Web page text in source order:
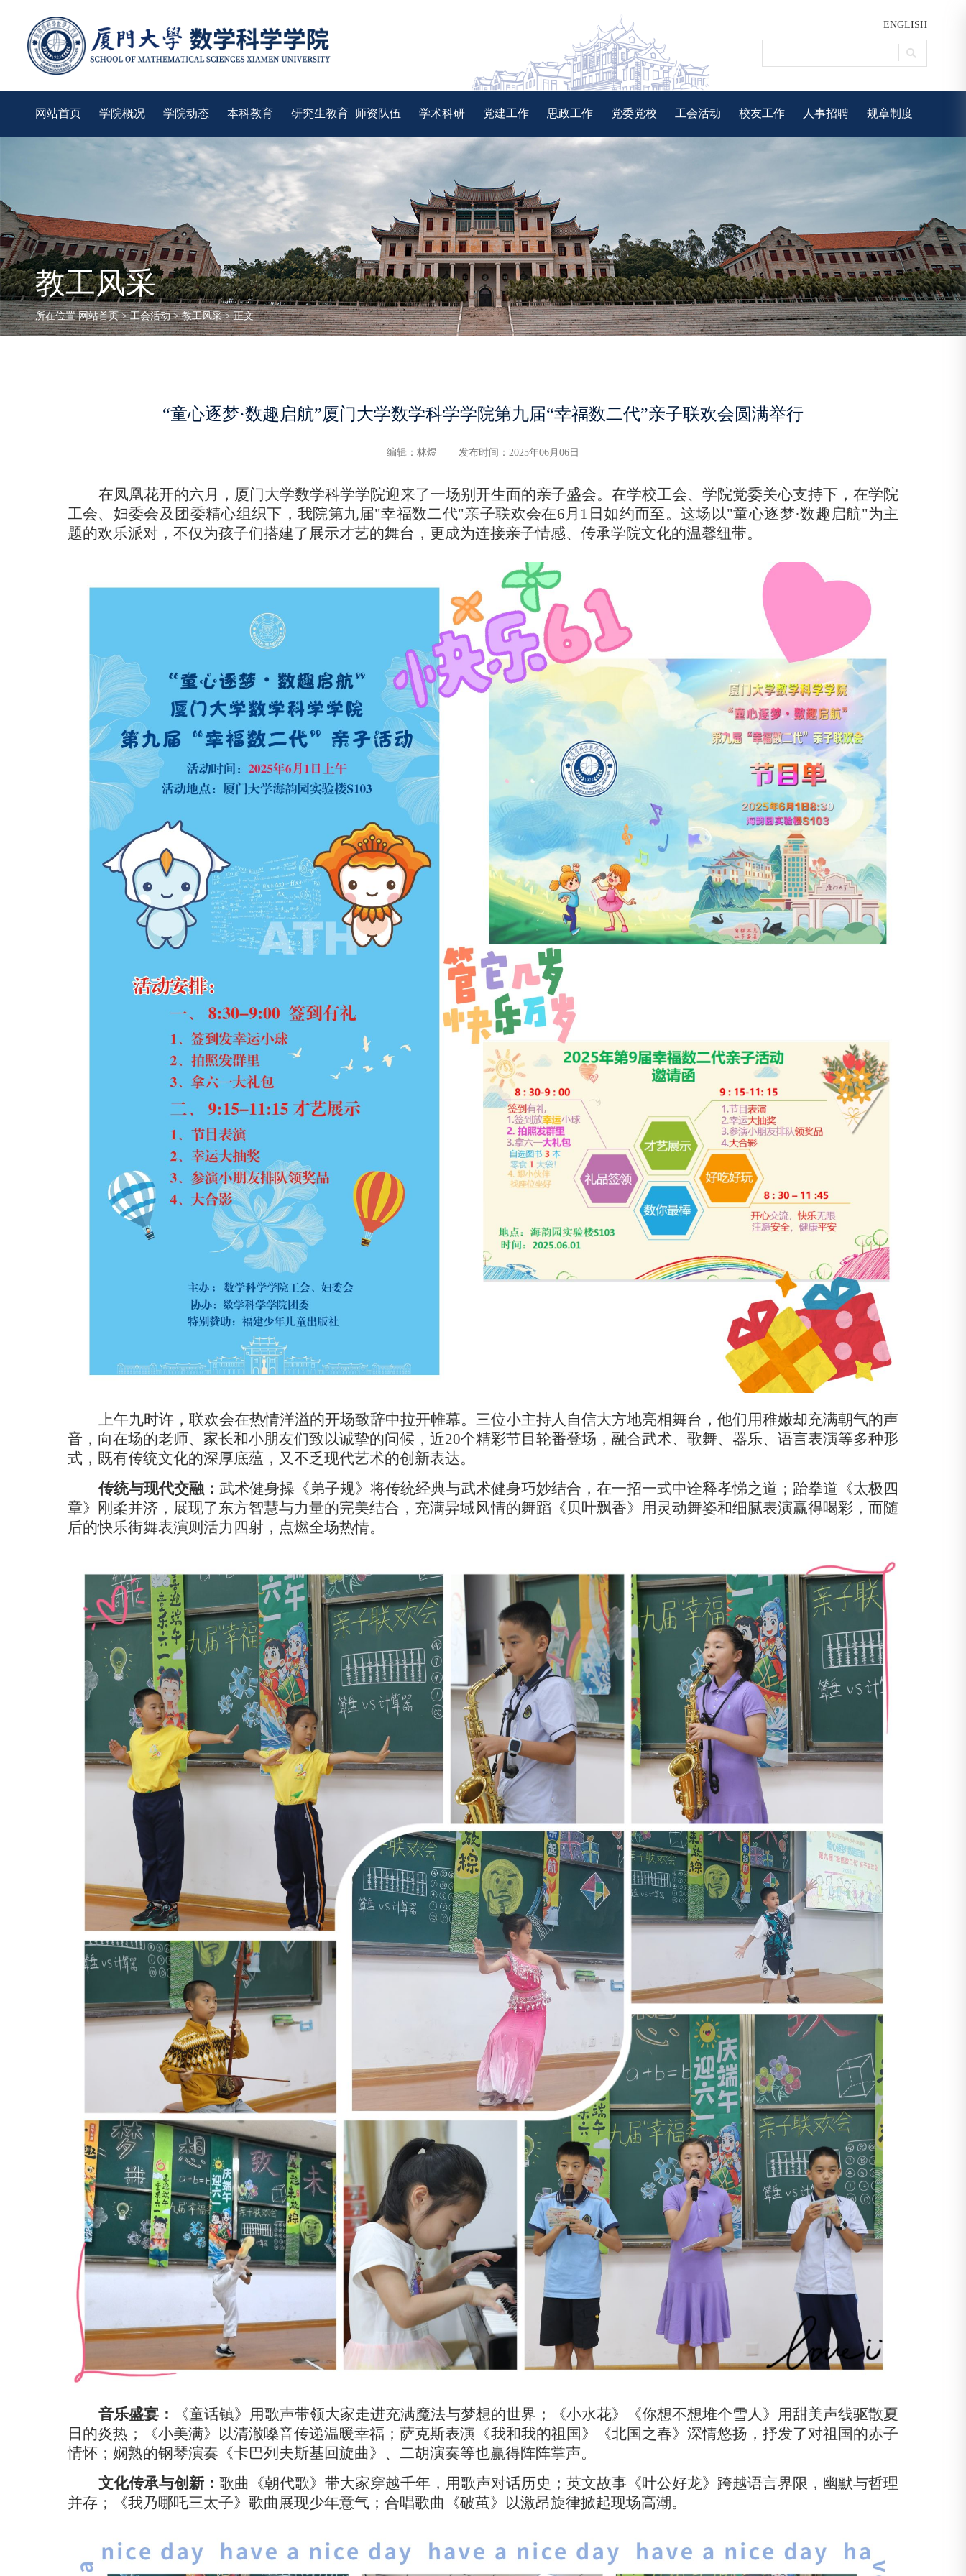
ENGLISH
网站首页 学院概况 学院动态 本科教育 研究生教育 师资队伍 学术科研 党建工作 思政工作 党委党校 工会活动 校友工作 人事招聘 规章制度
教工风采
所在位置网站首页>工会活动>教工风采> 正文
“童心逐梦·数趣启航”厦门大学数学科学学院第九届“幸福数二代”亲子联欢会圆满举行
编辑：林煜 发布时间：2025年06月06日
在凤凰花开的六月，厦门大学数学科学学院迎来了一场别开生面的亲子盛会。在学校工会、学院党委关心支持下，在学院
工会、妇委会及团委精心组织下，我院第九届"幸福数二代"亲子联欢会在6 月 1 日如约而至。这场以"童心逐梦·数趣启航"为主
题的欢乐派对，不仅为孩子们搭建了展示才艺的舞台，更成为连接亲子情感、传承学院文化的温馨纽带。
上午九时许，联欢会在热情洋溢的开场致辞中拉开帷幕。三位小主持人自信大方地亮相舞台，他们用稚嫩却充满朝气的声
音，向在场的老师、家长和小朋友们致以诚挚的问候，近20个精彩节目轮番登场，融合武术、歌舞、器乐、语言表演等多种形
式，既有传统文化的深厚底蕴，又不乏现代艺术的创新表达。
传统与现代交融： 武术健身操《弟子规》将传统经典与武术健身巧妙结合，在一招一式中诠释孝悌之道；跆拳道《太极四
章》刚柔并济，展现了东方智慧与力量的完美结合，充满异域风情的舞蹈《贝叶飘香》用灵动舞姿和细腻表演赢得喝彩，而随
后的快乐街舞表演则活力四射，点燃全场热情。
音乐盛宴：
《童话镇》用歌声带领大家走进充满魔法与梦想的世界；《小水花》《你想不想堆个雪人》用甜美声线驱散夏
日的炎热；《小美满》以清澈嗓音传递温暖幸福；萨克斯表演《我和我的祖国》《北国之春》深情悠扬，抒发了对祖国的赤子
情怀；娴熟的钢琴演奏《卡巴列夫斯基回旋曲》、二胡演奏等也赢得阵阵掌声。
文化传承与创新： 歌曲《朝代歌》带大家穿越千年，用歌声对话历史；英文故事《叶公好龙》跨越语言界限，幽默与哲理
并存；《我乃哪吒三太子》歌曲展现少年意气；合唱歌曲《破茧》以激昂旋律掀起现场高潮。